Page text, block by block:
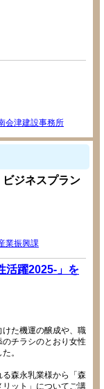
会津建設事務所
ビジネスプラン
業振興課
活躍2025-」を
た機運の醸成や、職
チラシのとおり女性
。
森永乳業様から「森
ット」についてご講